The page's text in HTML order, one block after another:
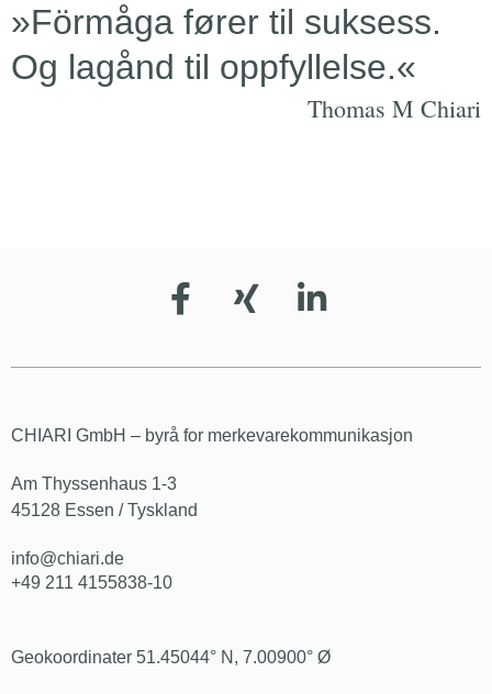
»Förmåga fører til suksess.
Og lagånd til oppfyllelse.«
Thomas M Chiari
CHIARI GmbH – byrå for merkevarekommunikasjon
Am Thyssenhaus 1-3
45128 Essen / Tyskland
info@chiari.de
+49 211 4155838-10
Geokoordinater 51.45044° N, 7.00900° Ø